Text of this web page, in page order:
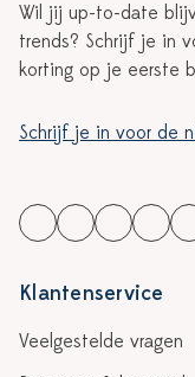
Wil jij up-to-date
trends? Schrijf je in
korting op je eerste
Schrijf je in voor de
Klantenservice
Veelgestelde vragen